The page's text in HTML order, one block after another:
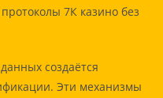
7К казино без
создаётся
Эти механизмы